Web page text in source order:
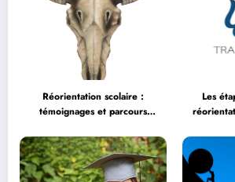
Réorientation scolaire :
témoignages et parcours
Les